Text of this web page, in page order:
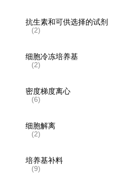
抗生素和可供选择的试剂
(2)
细胞冷冻培养基
(2)
密度梯度离心
(6)
细胞解离
(2)
培养基补料
(9)